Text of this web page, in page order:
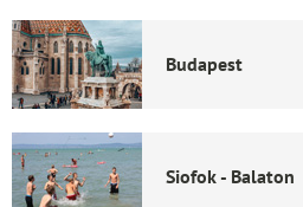
Budapest
Siofok - Balaton